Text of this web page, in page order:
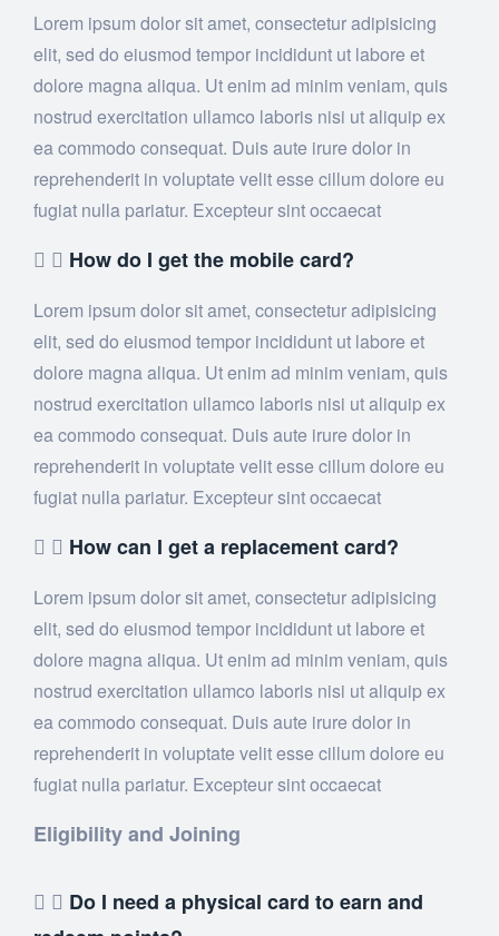
Lorem ipsum dolor sit amet, consectetur adipisicing
elit, sed do eiusmod tempor incididunt ut labore et
dolore magna aliqua. Ut enim ad minim veniam, quis
nostrud exercitation ullamco laboris nisi ut aliquip ex
ea commodo consequat. Duis aute irure dolor in
reprehenderit in voluptate velit esse cillum dolore eu
fugiat nulla pariatur. Excepteur sint occaecat
How do I get the mobile card?
Lorem ipsum dolor sit amet, consectetur adipisicing
elit, sed do eiusmod tempor incididunt ut labore et
dolore magna aliqua. Ut enim ad minim veniam, quis
nostrud exercitation ullamco laboris nisi ut aliquip ex
ea commodo consequat. Duis aute irure dolor in
reprehenderit in voluptate velit esse cillum dolore eu
fugiat nulla pariatur. Excepteur sint occaecat
How can I get a replacement card?
Lorem ipsum dolor sit amet, consectetur adipisicing
elit, sed do eiusmod tempor incididunt ut labore et
dolore magna aliqua. Ut enim ad minim veniam, quis
nostrud exercitation ullamco laboris nisi ut aliquip ex
ea commodo consequat. Duis aute irure dolor in
reprehenderit in voluptate velit esse cillum dolore eu
fugiat nulla pariatur. Excepteur sint occaecat
Eligibility and Joining
Do I need a physical card to earn and